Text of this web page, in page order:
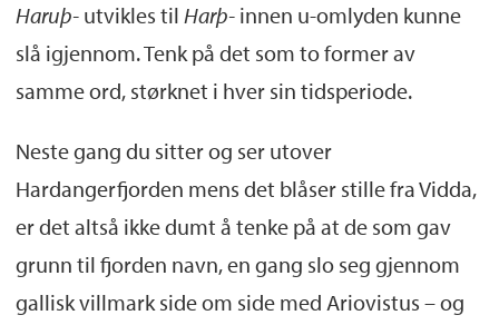
Haruþ-utvikles til Harþ-innen u-omlyden kunne
slå igjennom. Tenk på det som to former av
samme ord, størknet i hver sin tidsperiode.
Neste gang du sitter og ser utover
Hardangerfjorden mens det blåser stille fra Vidda,
er det altså ikke dumt å tenke på at de som gav
grunn til fjorden navn, en gang slo seg gjennom
gallisk villmark side om side med Ariovistus – og